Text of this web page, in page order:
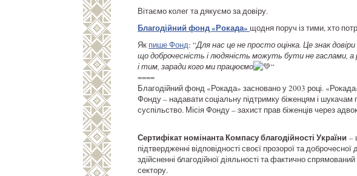
Вітаємо колег та дякуємо за довіру.
Благодійний фонд «Рокада» щодня поруч із тими, хто
Як пише Фонд: “Для нас це не просто оцінка. Це знак
що доброчесність і людяність можуть бути не гаслами, а
і тим, заради кого ми працюємо
“
====
Благодійний фонд «Рокада» засновано у 2003 році.
Фонду – надавати соціальну підтримку біженцям і шукачам
суспільство. Місія Фонду – захист прав біженців через
Сертифікат номінанта Компасу благодійності України –
підтвердженні відповідності своєї прозорої та
здійсненні благодійної діяльності та фактично
сектору.